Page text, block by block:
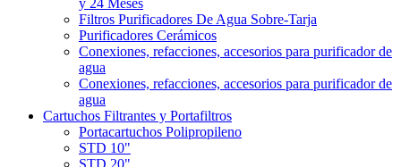
y 24 Meses
Filtros Purificadores De Agua Sobre-Tarja
Purificadores Cerámicos
Conexiones, refacciones, accesorios para purificador de
agua
Conexiones, refacciones, accesorios para purificador de
agua
Cartuchos Filtrantes y Portafiltros
Portacartuchos Polipropileno
STD 10"
STD 20"